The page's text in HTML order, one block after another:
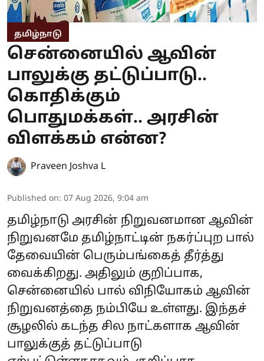
தமிழ்நாடு
சென்னையில் ஆவின்
பாலுக்கு தட்டுப்பாடு..
கொதிக்கும்
பொதுமக்கள்.. அரசின்
விளக்கம் என்ன?
Praveen Joshva L
Published on: 07 Aug 2026, 9:04 am
தமிழ்நாடு அரசின் நிறுவனமான ஆவின்
நிறுவனமே தமிழ்நாட்டின் நகர்ப்புற பால்
தேவையின் பெரும்பங்கைத் தீர்த்து
வைக்கிறது. அதிலும் குறிப்பாக,
சென்னையில் பால் விநியோகம் ஆவின்
நிறுவனத்தை நம்பியே உள்ளது. இந்தச்
சூழலில் கடந்த சில நாட்களாக ஆவின்
பாலுக்குத் தட்டுப்பாடு